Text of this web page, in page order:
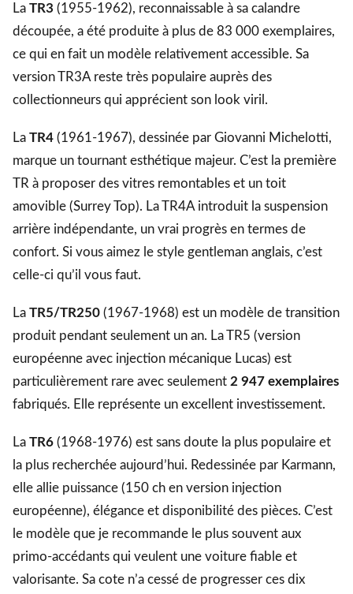
La TR3 (1955-1962), reconnaissable à sa calandre
découpée, a été produite à plus de 83 000 exemplaires,
ce qui en fait un modèle relativement accessible. Sa
version TR3A reste très populaire auprès des
collectionneurs qui apprécient son look viril.
La TR4 (1961-1967), dessinée par Giovanni Michelotti,
marque un tournant esthétique majeur. C’est la première
TR à proposer des vitres remontables et un toit
amovible (Surrey Top). La TR4A introduit la suspension
arrière indépendante, un vrai progrès en termes de
confort. Si vous aimez le style gentleman anglais, c’est
celle-ci qu’il vous faut.
La TR5/TR250 (1967-1968) est un modèle de transition
produit pendant seulement un an. La TR5 (version
européenne avec injection mécanique Lucas) est
particulièrement rare avec seulement 2 947 exemplaires
fabriqués. Elle représente un excellent investissement.
La TR6 (1968-1976) est sans doute la plus populaire et
la plus recherchée aujourd’hui. Redessinée par Karmann,
elle allie puissance (150 ch en version injection
européenne), élégance et disponibilité des pièces. C’est
le modèle que je recommande le plus souvent aux
primo-accédants qui veulent une voiture fiable et
valorisante. Sa cote n’a cessé de progresser ces dix